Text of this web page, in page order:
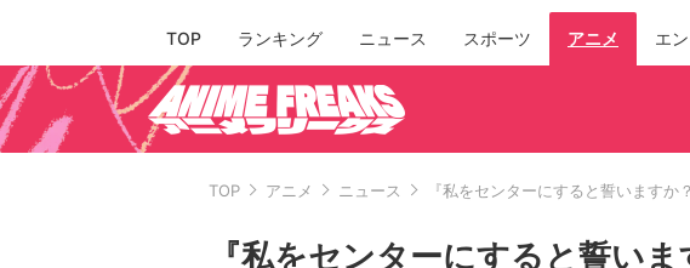
TOP ランキング ニュース スポーツ アニメ エ
TOP アニメ ニュース 『私をセンターにすると誓います
『私をセンターにすると誓い